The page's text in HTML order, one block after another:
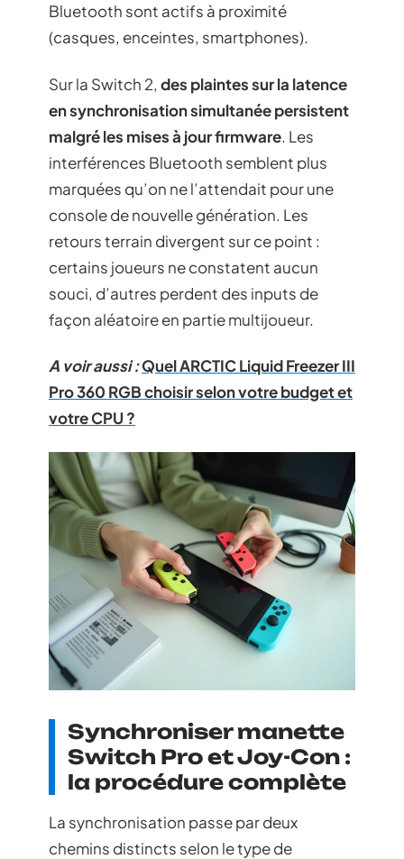
Bluetooth sont actifs à proximité
(casques, enceintes, smartphones).
Sur la Switch 2, des plaintes sur la latence
en synchronisation simultanée persistent
malgré les mises à jour firmware. Les
interférences Bluetooth semblent plus
marquées qu’on ne l’attendait pour une
console de nouvelle génération. Les
retours terrain divergent sur ce point :
certains joueurs ne constatent aucun
souci, d’autres perdent des inputs de
façon aléatoire en partie multijoueur.
A voir aussi :Quel ARCTIC Liquid Freezer III
Pro 360 RGB choisir selon votre budget et
votre CPU ?
Synchroniser manette
Switch Pro et Joy-Con :
la procédure complète
La synchronisation passe par deux
chemins distincts selon le type de